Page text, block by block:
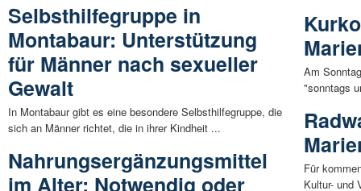
Selbsthilfegruppe in
Montabaur: Unterstützung
für Männer nach sexueller
Gewalt
In Montabaur gibt es eine besondere Selbsthilfegruppe, die
sich an Männer richtet, die in ihrer Kindheit ...
Nahrungsergänzungsmittel
im Alter: Notwendig oder
Am
"sonntags
Für
Kultur- und